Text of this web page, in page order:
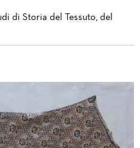
di Storia del Tessuto, del